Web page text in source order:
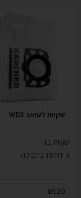
שקיות לשואב WD3
שקיות בד
4 יחידות בחבילה
₪120